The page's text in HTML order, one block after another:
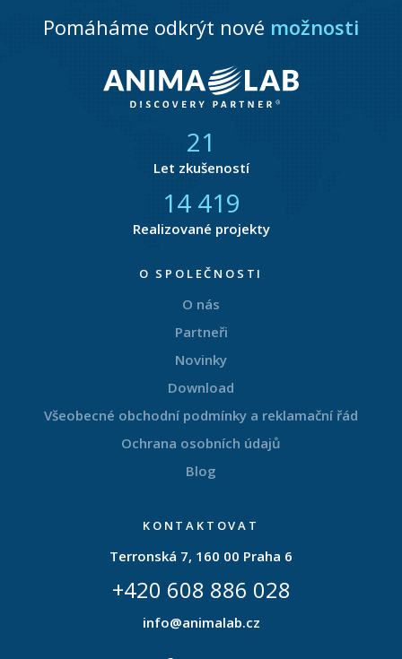
Pomáháme odkrýt nové možnosti
21
Let zkušeností
14 833
Realizované projekty
O SPOLEČNOSTI
O nás
Partneři
Novinky
Download
Všeobecné obchodní podmínky a reklamační řád
Ochrana osobních údajů
Blog
KONTAKTOVAT
Terronská 7, 160 00 Praha 6
+420 608 886 028
info@animalab.cz